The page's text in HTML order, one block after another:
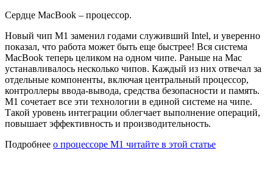
Сердце MacBook – процессор.
Новый чип M1 заменил годами служивший Intel, и уверенно
показал, что работа может быть еще быстрее! Вся система
MacBook теперь целиком на одном чипе. Раньше на Mac
устанавливалось несколько чипов. Каждый из них отвечал за
отдельные компоненты, включая центральный процессор,
контроллеры ввода-вывода, средства безопасности и память.
M1 сочетает все эти технологии в единой системе на чипе.
Такой уровень интеграции облегчает выполнение операций,
повышает эффективность и производительность.
Подробнее о процессоре M1 читайте в этой статье